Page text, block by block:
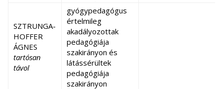
HAYDL-LUKÁCS
gyógypedagógiai
asszisztens
MALANICS
ILONA
gyógypedagógiai
asszisztens
ÁDÁM MÁTYÁS
JÓZSEFNÉ
dajka
SZTRUNGA-
HOFFER
ÁGNES
tartósan
távol
gyógypedagógus
értelmileg
akadályozottak
pedagógiája
szakirányon és
látássérültek
pedagógiája
szakirányon